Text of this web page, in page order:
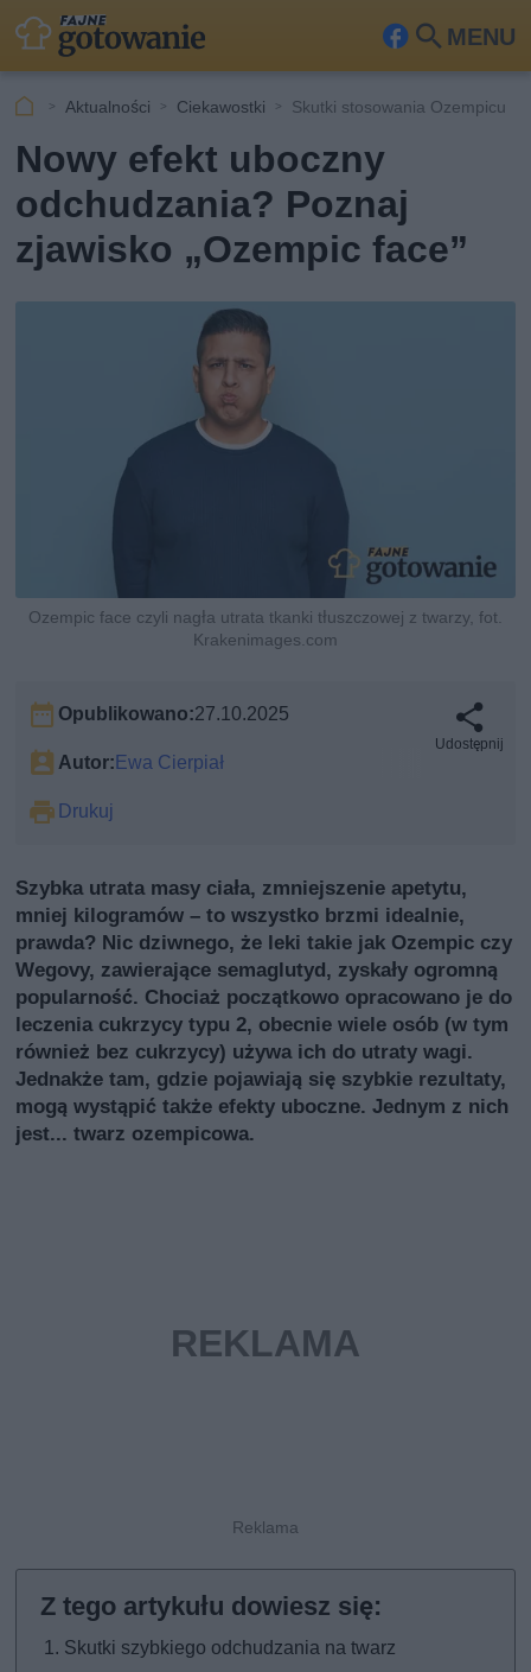
MENU
Fa
ook
Szu
kaj
Aktualności Ciekawostki Skutki stosowania Ozempicu
Nowy efekt uboczny
odchudzania? Poznaj
zjawisko „Ozempic face”
Ozempic face czyli nagła utrata tkanki tłuszczowej z twarzy, fot.
Krakenimages.com
Opublikowano:27.10.2025
Autor: Ewa Cierpiał
Drukuj
Udostępnij
Szybka utrata masy ciała, zmniejszenie apetytu,
mniej kilogramów – to wszystko brzmi idealnie,
prawda? Nic dziwnego, że leki takie jak Ozempic czy
Wegovy, zawierające semaglutyd, zyskały ogromną
popularność. Chociaż początkowo opracowano je do
leczenia cukrzycy typu 2, obecnie wiele osób (w tym
również bez cukrzycy) używa ich do utraty wagi.
Jednakże tam, gdzie pojawiają się szybkie rezultaty,
mogą wystąpić także efekty uboczne. Jednym z nich
jest... twarz ozempicowa.
Skutki szybkiego odchudzania na twarz